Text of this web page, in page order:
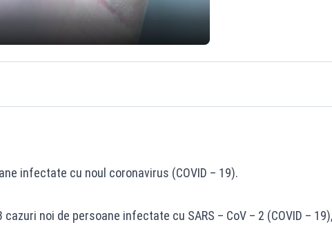
infectate cu noul coronavirus (COVID – 19).
noi de persoane infectate cu SARS – CoV – 2 (COVID